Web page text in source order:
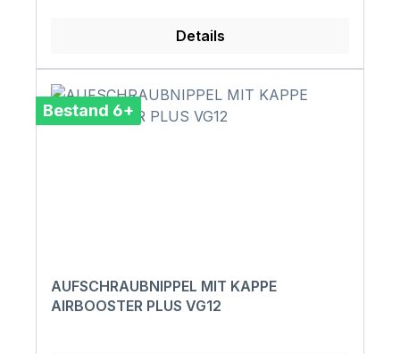
Details
Bestand 6+
AUFSCHRAUBNIPPEL MIT KAPPE
AIRBOOSTER PLUS VG12